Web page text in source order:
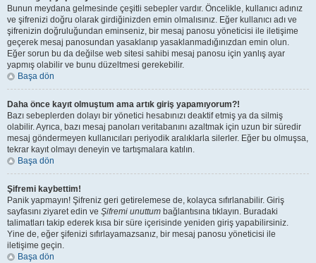
Bunun meydana gelmesinde çeşitli sebepler vardır. Öncelikle, kullanıcı adınız
ve şifrenizi doğru olarak girdiğinizden emin olmalısınız. Eğer kullanıcı adı ve
şifrenizin doğruluğundan eminseniz, bir mesaj panosu yöneticisi ile iletişime
geçerek mesaj panosundan yasaklanıp yasaklanmadığınızdan emin olun.
Eğer sorun bu da değilse web sitesi sahibi mesaj panosu için yanlış ayar
yapmış olabilir ve bunu düzeltmesi gerekebilir.
Başa dön
Daha önce kayıt olmuştum ama artık giriş yapamıyorum?!
Bazı sebeplerden dolayı bir yönetici hesabınızı deaktif etmiş ya da silmiş
olabilir. Ayrıca, bazı mesaj panoları veritabanını azaltmak için uzun bir süredir
mesaj göndermeyen kullanıcıları periyodik aralıklarla silerler. Eğer bu olmuşsa,
tekrar kayıt olmayı deneyin ve tartışmalara katılın.
Başa dön
Şifremi kaybettim!
Panik yapmayın! Şifreniz geri getirelemese de, kolayca sıfırlanabilir. Giriş
sayfasını ziyaret edin ve Şifremi unuttum bağlantısına tıklayın. Buradaki
talimatları takip ederek kısa bir süre içerisinde yeniden giriş yapabilirsiniz.
Yine de, eğer şifenizi sıfırlayamazsanız, bir mesaj panosu yöneticisi ile
iletişime geçin.
Başa dön